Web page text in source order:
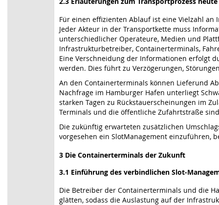
Für einen effizienten Ablauf ist eine Vielzahl
Jeder Akteur in der Transportkette muss
unterschiedlicher Operateure, Medien und
Infrastrukturbetreiber, Containerterminals,
Eine Verschneidung der Informationen erfolgt
werden. Dies führt zu Verzögerungen,
An den Containerterminals können Lieferund
Nachfrage im Hamburger Hafen unterliegt
starken Tagen zu Rückstauerscheinungen im
Terminals und die öffentliche Zufahrtstraße
Die zukünftig erwarteten zusätzlichen
vorgesehen ein SlotManagement einzuführen,
3 Die Containerterminals der Zukunft
3.1 Einführung des verbindlichen Slot-
Die Betreiber der Containerterminals und die
glätten, sodass die Auslastung auf der